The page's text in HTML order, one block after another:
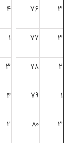
۳ ۷۶ ۴
۳ ۷۷ ۱
۲ ۷۸ ۳
۱ ۷۹ ۴
۳ ۸۰ ۲